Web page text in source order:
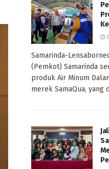
Samarinda-
(Pemkot) Samarinda
produk Air Minum
merek SamaQua, yang